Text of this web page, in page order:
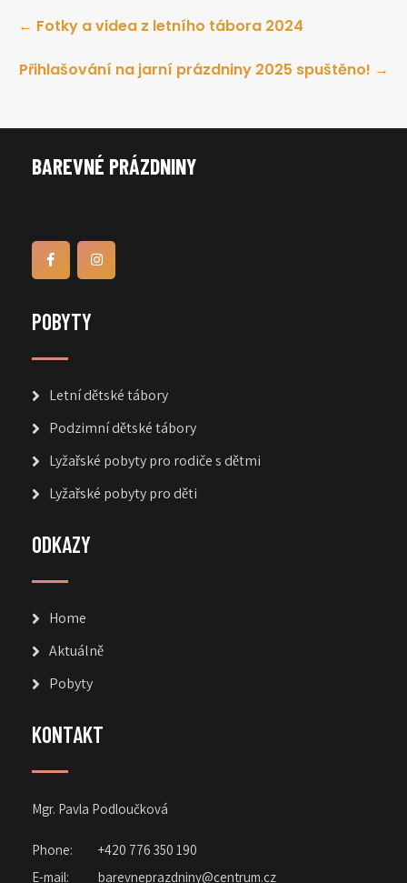
Post
navigation
← Fotky a videa z letního tábora 2024
Přihlašování na jarní prázdniny 2025 spuštěno! →
BAREVNÉ PRÁZDNINY
POBYTY
Letní dětské tábory
Podzimní dětské tábory
Lyžařské pobyty pro rodiče s dětmi
Lyžařské pobyty pro děti
ODKAZY
Home
Aktuálně
Pobyty
KONTAKT
Mgr. Pavla Podloučková
Phone:
+420 776 350 190
E-mail:
barevneprazdniny@centrum.cz